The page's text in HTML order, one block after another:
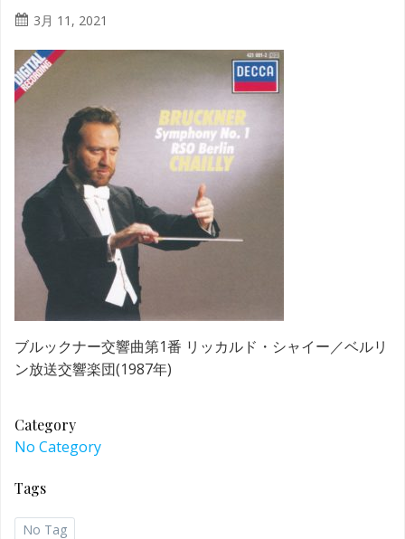
3月 11, 2021
ブルックナー交響曲第1番 リッカルド・シャイー／ベルリ
ン放送交響楽団(1987年)
Category
No Category
Tags
No Tag